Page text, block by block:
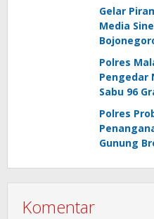
Gelar
Media
Polres
Pengedar
Sabu 96
Polres
Gunung
Komentar